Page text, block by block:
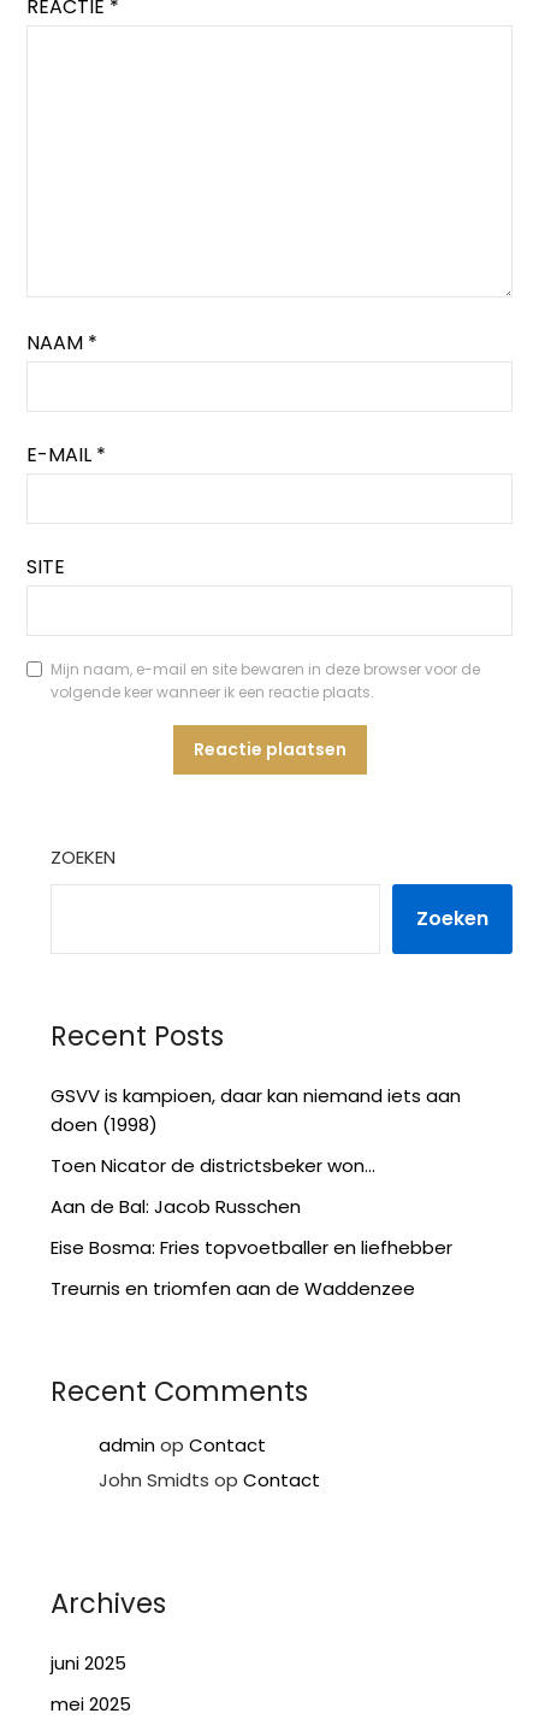
REACTIE *
NAAM *
E-MAIL *
SITE
Mijn naam, e-mail en site bewaren in deze browser voor de
volgende keer wanneer ik een reactie plaats.
ZOEKEN
Zoeken
Recent Posts
GSVV is kampioen, daar kan niemand iets aan
doen (1998)
Toen Nicator de districtsbeker won…
Aan de Bal: Jacob Russchen
Eise Bosma: Fries topvoetballer en liefhebber
Treurnis en triomfen aan de Waddenzee
Recent Comments
adminopContact
John Smidts opContact
Archives
juni 2025
mei 2025